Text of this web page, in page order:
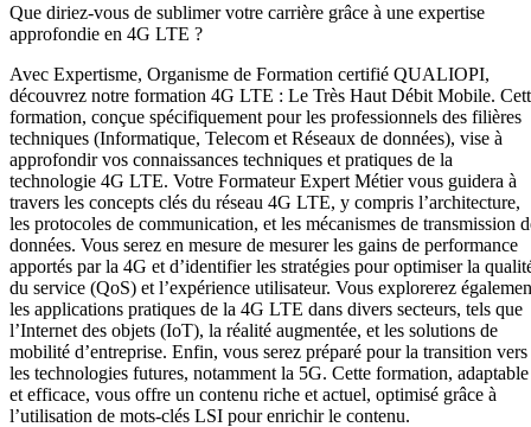
Que diriez-vous de sublimer votre carrière grâce à une expertise
approfondie en 4G LTE ?
Avec Expertisme, Organisme de Formation certifié QUALIOPI,
découvrez notre formation 4G LTE : Le Très Haut Débit Mobile.
formation, conçue spécifiquement pour les professionnels des filières
techniques (Informatique, Telecom et Réseaux de données), vise à
approfondir vos connaissances techniques et pratiques de la
technologie 4G LTE. Votre Formateur Expert Métier vous guidera à
travers les concepts clés du réseau 4G LTE, y compris l’architecture,
les protocoles de communication, et les mécanismes de transmission
données. Vous serez en mesure de mesurer les gains de performance
apportés par la 4G et d’identifier les stratégies pour optimiser la
du service (QoS) et l’expérience utilisateur. Vous explorerez
les applications pratiques de la 4G LTE dans divers secteurs, tels que
l’Internet des objets (IoT), la réalité augmentée, et les solutions de
mobilité d’entreprise. Enfin, vous serez préparé pour la transition vers
les technologies futures, notamment la 5G. Cette formation, adaptable
et efficace, vous offre un contenu riche et actuel, optimisé grâce à
l’utilisation de mots-clés LSI pour enrichir le contenu.